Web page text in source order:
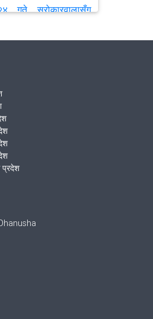
गते सरोकारवालासँग
गते श्री माध्यमिक
सरकारी वकिल
प्रदेश